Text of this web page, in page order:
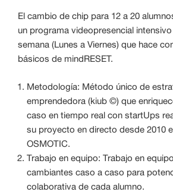
El cambio de chip para 12 a 20
un programa videopresencial
semana (Lunes a Viernes) que hace
básicos de mindRESET.
Metodología: Método único de
emprendedora (kiub ©) que
caso en tiempo real con startUps
su proyecto en directo desde 2010
OSMOTIC.
Trabajo en equipo: Trabajo en
cambiantes caso a caso para
colaborativa de cada alumno.